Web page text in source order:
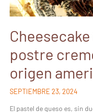
postre
origen
SEPTIEMBRE 23, 2024
El pastel de queso es, sin